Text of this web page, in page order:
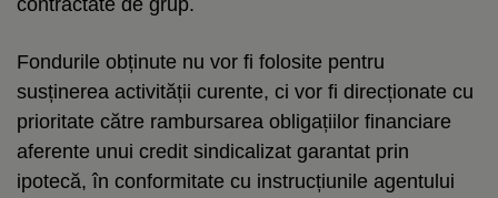
Fondurile obținute nu vor fi folosite pentru
susținerea activității curente, ci vor fi direcționate cu
prioritate către rambursarea obligațiilor financiare
aferente unui credit sindicalizat garantat prin
ipotecă, în conformitate cu instrucțiunile agentului